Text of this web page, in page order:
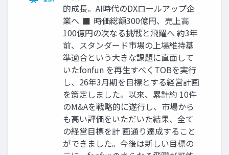
的成長。AI時代のDXロールアップ企
業へ ◼ 時価総額300億円、売上高
100億円の次なる挑戦と飛躍へ 約3年
前、スタンダード市場の上場維持基
準適合という大きな課題に直面して
いたfonfun を再生すべくTOBを実行
し、26年3月期を目標とする経営計画
を策定しました。以来、累計約 10件
のM&Aを戦略的に遂行し、市場から
も高い評価をいただいた結果、全て
の経営目標を計 画通り達成すること
ができました。今後は新しい目標の